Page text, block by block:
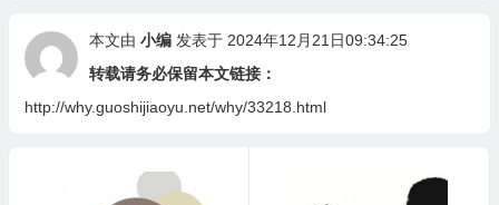
本文由 小编发表于 2024年12月21日09:34:25
转载请务必保留本文链接：
http://why.guoshijiaoyu.net/why/33218.html